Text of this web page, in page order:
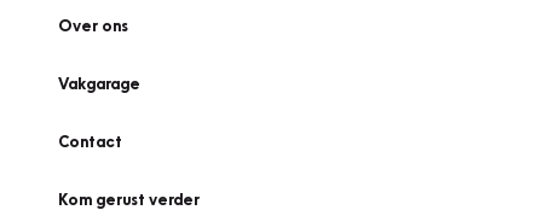
Over ons
Vakgarage
Contact
Kom gerust verder